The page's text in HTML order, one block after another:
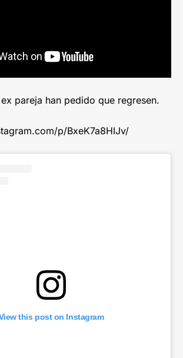
pareja han pedido que regresen.
p/BxeK7a8HIJv/
this post on Instagram